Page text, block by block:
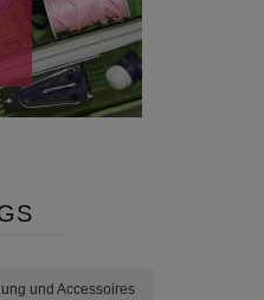
und Accessoires